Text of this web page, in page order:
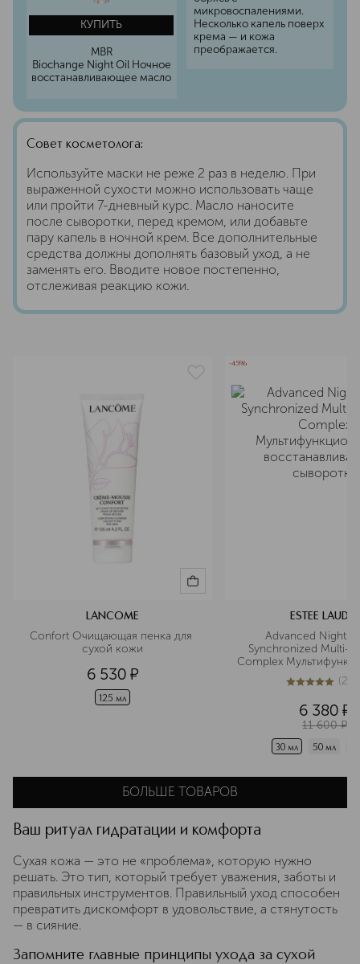
КУПИТЬ
MBR
Biochange Night Oil Ночное
восстанавливающее масло
микровоспалениями.
Несколько капель поверх
крема — и кожа
преображается.
Совет косметолога:
Используйте маски не реже 2 раз в неделю. При
выраженной сухости можно использовать чаще
или пройти 7-дневный курс. Масло наносите
после сыворотки, перед кремом, или добавьте
пару капель в ночной крем. Все дополнительные
средства должны дополнять базовый уход, а не
заменять его. Вводите новое постепенно,
отслеживая реакцию кожи.
LANCOME
Confort Очищающая пенка для
сухой кожи
6 530 ¤
125 мл
-45%
ESTEE LAUDER
Advanced Night
Synchronized Multi-
Complex
восстанавливающая
5из 5268 (268
6 380 ¤
11 600 ¤
30 мл 50 мл
БОЛЬШЕ ТОВАРОВ
Ваш ритуал гидратации и комфорта
Сухая кожа — это не «проблема», которую нужно
решать. Это тип, который требует уважения, заботы и
правильных инструментов. Правильный уход способен
превратить дискомфорт в удовольствие, а стянутость
— в сияние.
Запомните главные принципы ухода за сухой